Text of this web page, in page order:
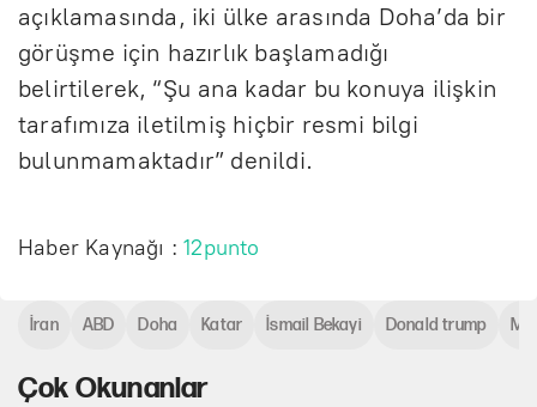
açıklamasında, iki ülke arasında Doha’da bir
görüşme için hazırlık başlamadığı
belirtilerek, “Şu ana kadar bu konuya ilişkin
tarafımıza iletilmiş hiçbir resmi bilgi
bulunmamaktadır” denildi.
Haber Kaynağı :12punto
Çok Okunanlar
İran ABD Doha Katar İsmail Bekayi Donald trump